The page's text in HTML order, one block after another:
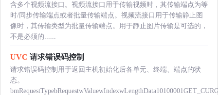
含多个视频流接口。视频流接口用于传输视频时，其传输端点为等
时/同步传输端点或者批量传输端点。视频流接口用于传输静止图
像时，其传输类型为批量传输端点。用于静止图片传输是可选的，
不是必须的......
UVC 请求错误码控制
请求错误码控制用于返回主机初始化后各单元、终端、端点的状
态。